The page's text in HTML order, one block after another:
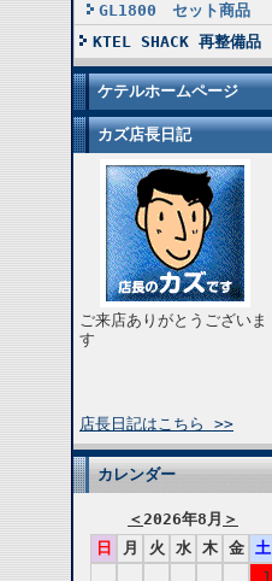
GL1800 セット商品
KTEL SHACK 再整備品
ケテルホームページ
カズ店長日記
ご来店ありがとうございま
す
店長日記はこちら >>
カレンダー
＜2026年8月 ＞
日
月 火 水 木 金
土
1